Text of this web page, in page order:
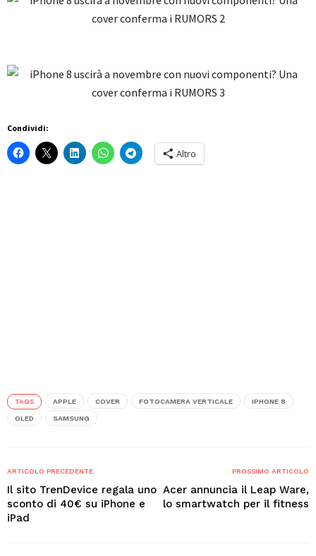
Condividi:
Altro
TAGS APPLE COVER FOTOCAMERA VERTICALE IPHONE 8
OLED SAMSUNG
ARTICOLO PRECEDENTE
Il sito TrenDevice regala uno
sconto di 40€ su iPhone e
iPad
PROSSIMO ARTICOLO
Acer annuncia il Leap Ware,
lo smartwatch per il fitness